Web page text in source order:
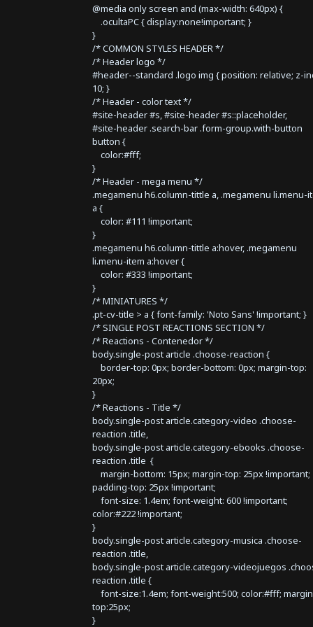
@media only screen and (max-width: 640px) {
.ocultaPC { display:none!important; }
}
/* COMMON STYLES HEADER */
/* Header logo */
#header--standard .logo img { position: relative; z-
10; }
/* Header - color text */
#site-header #s, #site-header #s::placeholder,
#site-header .search-bar .form-group.with-button
button {
color:#fff;
}
/* Header - mega menu */
.megamenu h6.column-tittle a, .megamenu li.menu-
a {
color: #111 !important;
}
.megamenu h6.column-tittle a:hover, .megamenu
li.menu-item a:hover {
color: #333 !important;
}
/* MINIATURES */
.pt-cv-title > a { font-family: 'Noto Sans' !important; }
/* SINGLE POST REACTIONS SECTION */
/* Reactions - Contenedor */
body.single-post article .choose-reaction {
border-top: 0px; border-bottom: 0px; margin-top:
20px;
}
/* Reactions - Title */
body.single-post article.category-video .choose-
reaction .title,
body.single-post article.category-ebooks .choose-
reaction .title {
margin-bottom: 15px; margin-top: 25px !important;
padding-top: 25px !important;
font-size: 1.4em; font-weight: 600 !important;
color:#222 !important;
}
body.single-post article.category-musica .choose-
reaction .title,
body.single-post article.category-videojuegos
reaction .title {
font-size:1.4em; font-weight:500; color:#fff;
top:25px;
}